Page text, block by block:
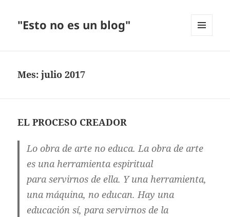
"Esto no es un blog"
Mes:julio 2017
EL PROCESO CREADOR
Lo obra de arte no educa. La obra de arte
es una herramienta espiritual
para servirnos de ella. Y una herramienta,
una máquina, no educan. Hay una
educación sí, para servirnos de la